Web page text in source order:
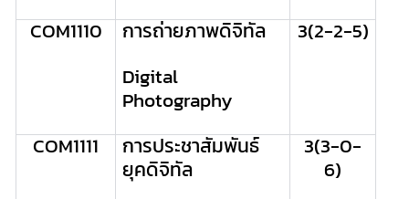
COM1110
การถ่ายภาพดิจิทัล
Digital
Photography
3(2-2-5)
COM1111
การประชาสัมพันธ์
ยุคดิจิทัล
3(3-0-
6)